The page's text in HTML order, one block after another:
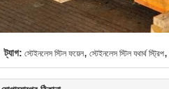
ট্যাগ: স্টেইনলেস স্টিল ফয়েল, স্টেইনলেস স্টিল যথার্থ স্ট্রিপ,